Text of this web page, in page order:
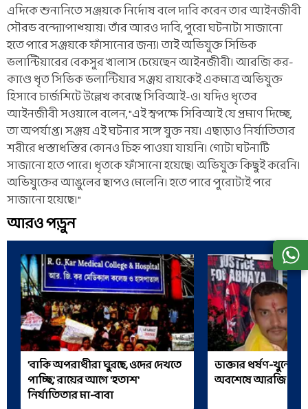
এদিকে শুনানিতে সঞ্জয়কে নির্দোষ বলে দাবি করেন তার আইনজীবী
সৌরভ বন্দ্যোপাধ্য়ায়। তাঁর আরও দাবি, পুরো ঘটনাটা সাজানো
হতে পারে সঞ্জয়কে ফাঁসানোর জন্য। তাই অভিযুক্ত সিভিক
ভলান্টিয়ারের বেকসুর খালাস চেয়েছেন আইনজীবী। আরজি কর-
কাণ্ডে ধৃত সিভিক ভলান্টিয়ার সঞ্জয় রায়কেই একমাত্র অভিযুক্ত
হিসাবে চার্জশিটে উল্লেখ করেছে সিবিআই-ও। যদিও ধৃতের
আইনজীবী সওয়ালে বলেন, "এই স্বপক্ষে সিবিআই যে প্রমাণ দিচ্ছে,
তা অপর্যাপ্ত। সঞ্জয় এই ঘটনার সঙ্গে যুক্ত নয়। এছাড়াও নির্যাতিতার
শরীরে ধস্তাধস্তির কোনও চিহ্ন পাওয়া যায়নি। গোটা ঘটনাটি
সাজানো হতে পারে। ধৃতকে ফাঁসানো হয়েছে। অভিযুক্ত কিছুই করেনি।
অভিযুক্তের আঙুলের ছাপও মেলেনি। হতে পারে পুরোটাই পরে
সাজানো হয়েছে।"
আরও পড়ুন
'বাকি অপরাধীরা ঘুরছে, ওদের দেখতে
পাচ্ছি,' রায়ের আগে 'হতাশ'
নির্যাতিতার মা-বাবা
ডাক্তার ধর্ষণ-খুনে
অবশেষে আরজি কর